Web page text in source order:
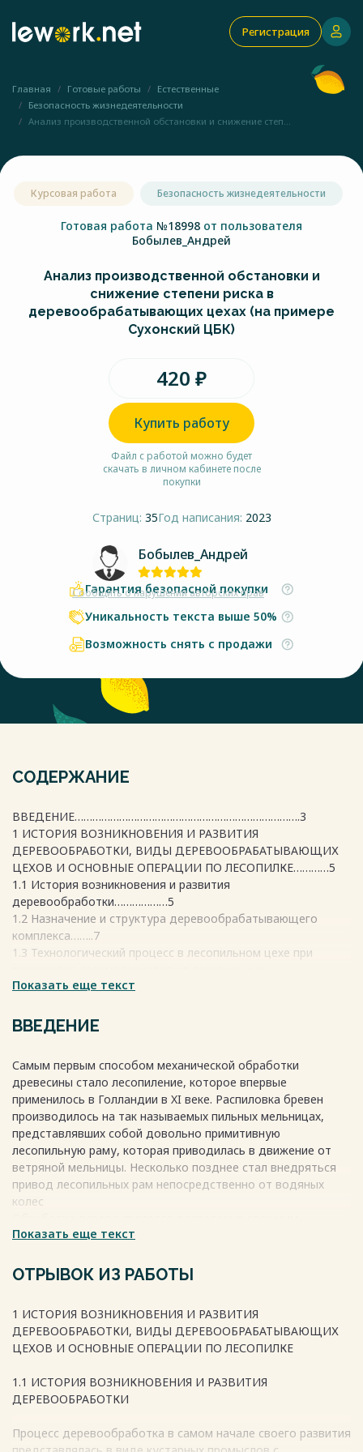
Регистрация
Главная Готовые работы
Естественные
Безопасность жизнедеятельности
Анализ производственной обстановки и снижение степ...
Курсовая работа Безопасность жизнедеятельности
Готовая работа №18998 от пользователя
Бобылев_Андрей
Анализ производственной обстановки и
снижение степени риска в
деревообрабатывающих цехах (на примере
Сухонский ЦБК)
420 ₽
Купить работу
Файл с работой можно будет
скачать в личном кабинете после
покупки
Страниц: 35Год написания: 2023
Бобылев_Андрей
Сообщить о нарушении авторских прав
Гарантия безопасной покупки
Уникальность текста выше 50%
Возможность снять с продажи
СОДЕРЖАНИЕ
ВВЕДЕНИЕ………………………………………………………………….3
1 ИСТОРИЯ ВОЗНИКНОВЕНИЯ И РАЗВИТИЯ
ДЕРЕВООБРАБОТКИ, ВИДЫ ДЕРЕВООБРАБАТЫВАЮЩИХ
ЦЕХОВ И ОСНОВНЫЕ ОПЕРАЦИИ ПО ЛЕСОПИЛКЕ…………5
1.1 История возникновения и развития
деревообработки………………5
1.2 Назначение и структура деревообрабатывающего
комплекса……..7
1.3 Технологический процесс в лесопильном цехе при
рамах………………………………………..12
ПРОИЗВОДСТВЕ В СУХОНСКОМ ЦБК» И КОМПЛЕКС МЕР
ПО СНИЖЕНИЮ СТЕПЕНИ РИСКА …………………………………...15
процесса…………...15
2.2 Физическая динамическая
нагрузка………………………………..18
2.3 Безопасность объекта. Производственная
безопасность на Сухонском
ЦБК…………………………………………………………………..21
3 МЕРОПРИЯТИЯ ПО СНИЖЕНИЮ СТЕПЕНИ РИСКА
2.4 Предложения по формированию программы снижения
рисков…25
СПИСОК ИСПОЛЬЗОВАННЫХ
Весь текст будет доступен после покупки
Показать еще текст
ВВЕДЕНИЕ
Самым первым способом механической обработки
древесины стало лесопиление, которое впервые
применилось в Голландии в XI веке. Распиловка бревен
производилось на так называемых пильных мельницах,
представлявших собой довольно примитивную
лесопильную раму, которая приводилась в движение от
ветряной мельницы. Несколько позднее стал внедряться
привод лесопильных рам непосредственно от водяных
колес
процессом, определяющимся сохранением в изделиях
конфигурации деревянных деталей в зависимости от
демонстрируют большое разнообразное оборудования и
материалов предназначенных для оцилиндровки бревна,
производства мебели, постройки деревянных домов и
Оборудование по деревообработке может представиться
в виде специализированных линий, например оборудования
инструменты для облицовывания кромок, разнообразные
Показать еще текст
ОТРЫВОК ИЗ РАБОТЫ
1 ИСТОРИЯ ВОЗНИКНОВЕНИЯ И РАЗВИТИЯ
ДЕРЕВООБРАБОТКИ, ВИДЫ ДЕРЕВООБРАБАТЫВАЮЩИХ
ЦЕХОВ И ОСНОВНЫЕ ОПЕРАЦИИ ПО ЛЕСОПИЛКЕ
1.1 ИСТОРИЯ ВОЗНИКНОВЕНИЯ И РАЗВИТИЯ
ДЕРЕВООБРАБОТКИ
Процесс деревообработка в самом начале своего развития